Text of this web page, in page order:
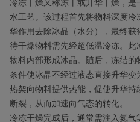
冷冻干燥又称冻干或升华干燥，
水工艺。该过程首先将物料深度
华作用去除冰晶（水分），最终获
待干燥物料需先经超低温冷冻。
物料内部形成冰晶。随后，冻结
条件使冰晶不经过液态直接升华
热架向物料提供热能，促使升华
断裂，从而加速向气态的转化。
冷冻干燥完成后，通常需注入氮